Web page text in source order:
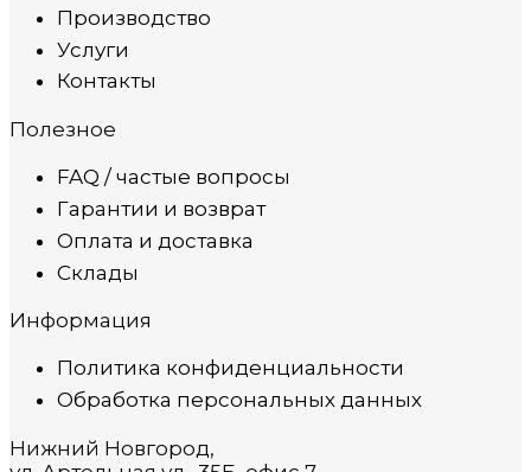
Производство
Услуги
Контакты
Полезное
FAQ / частые вопросы
Гарантии и возврат
Оплата и доставка
Склады
Информация
Политика конфиденциальности
Обработка персональных данных
Нижний Новгород,